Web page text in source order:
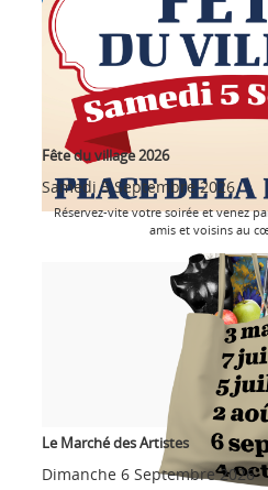
Fête du village 2026
Samedi 5 Septembre 2026
Réservez-vite votre soirée et venez
amis et voisins au
Le Marché des Artistes
Dimanche 6 Septembre 2026